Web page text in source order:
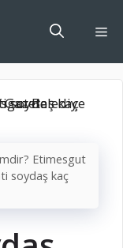
Etimesgut
soydaş kaç